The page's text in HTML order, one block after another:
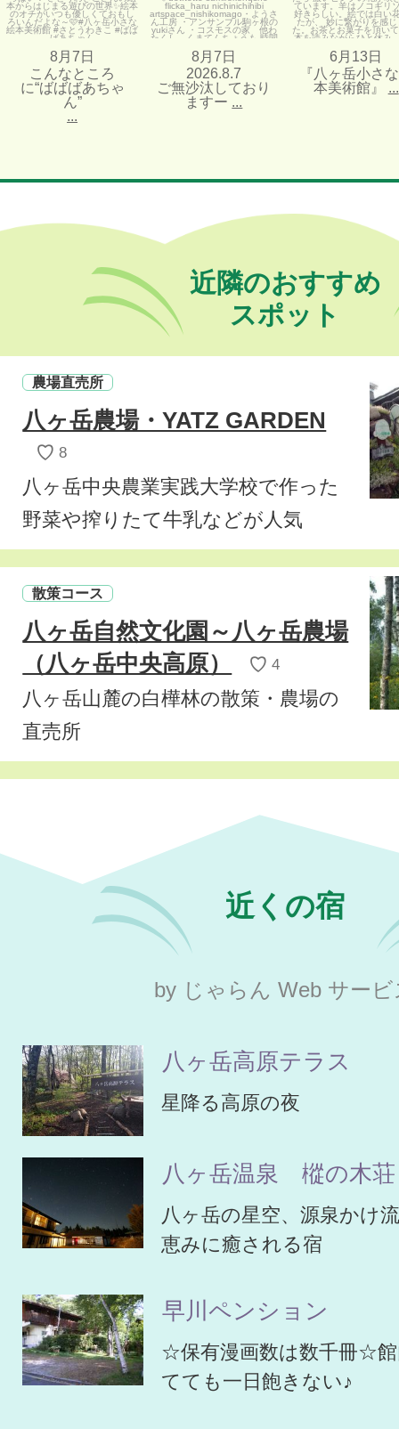
8月7日
こんなところ
に“ばばばあちゃ
ん”
...
8月7日
2026.8.7
ご無沙汰しており
ますー ...
6月13日
『八ヶ岳小さ
本美術館』
...
近隣のおすすめ
スポット
農場直売所
八ヶ岳農場・YATZ GARDEN
♡ 8
八ヶ岳中央農業実践大学校で作った
野菜や搾りたて牛乳などが人気
散策コース
八ヶ岳自然文化園～八ヶ岳農場
（八ヶ岳中央高原）
♡ 4
八ヶ岳山麓の白樺林の散策・農場の
直売所
近くの宿
by じゃらん Web サービ
八ヶ岳高原テラス
星降る高原の夜
八ヶ岳温泉 樅の木荘
八ヶ岳の星空、源泉かけ
恵みに癒される宿
早川ペンション
☆保有漫画数は数千冊☆
てても一日飽きない♪